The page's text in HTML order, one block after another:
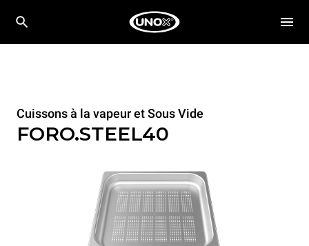
Cuissons à la vapeur et Sous Vide
FORO.STEEL40